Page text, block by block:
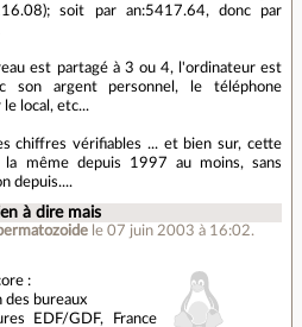
soit par an:5417.64, donc par
est partagé à 3 ou 4, l'ordinateur est
son argent personnel, le téléphone
local, etc...
chiffres vérifiables ... et bien sur, cette
la même depuis 1997 au moins, sans
depuis....
à dire mais
le 07 juin 2003 à 16:02.
:
des bureaux
EDF/GDF, France